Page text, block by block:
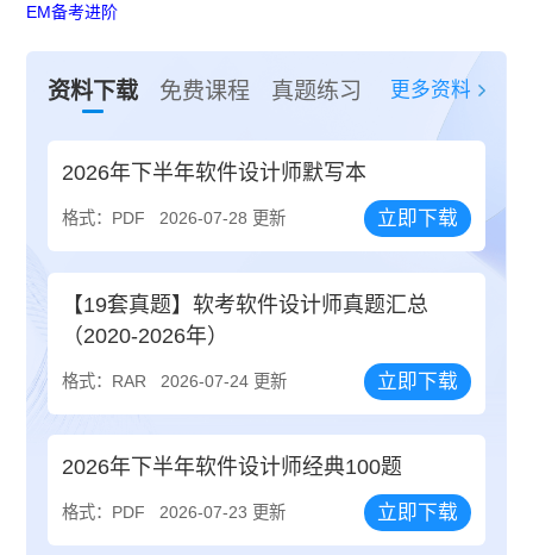
EM备考进阶
资料下载 免费课程 真题练习 更多资料
2026年下半年软件设计师默写本
格式：PDF 2026-07-28 更新 立即下载
【19套真题】软考软件设计师真题汇总
（2020-2026年）
格式：RAR 2026-07-24 更新 立即下载
2026年下半年软件设计师经典100题
格式：PDF 2026-07-23 更新 立即下载